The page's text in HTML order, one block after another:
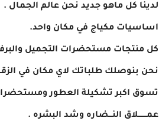
لدينا كل ماهو جديد نحن عالم الجمال .
اساسيات مكياج في مكان واحد.
كل منتجات مستحضرات التجميل
نحن بنوصلك طلباتك لاي مكان في
تسوق اكبر تشكيلة العطور
عمـــــــلاق النـــضاره وشد البشره .